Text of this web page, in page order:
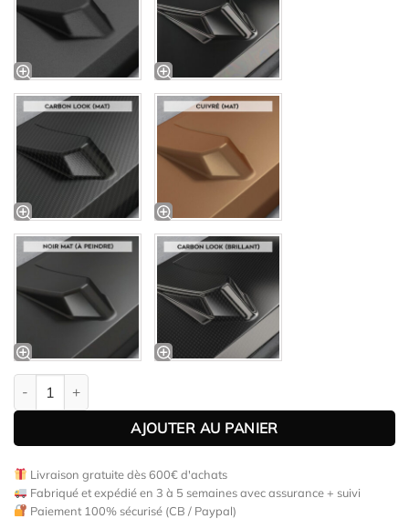
quantité de Diffuseur / Ajout de parechoc arrière pour BMW Z4
AJOUTER AU PANIER
Livraison gratuite dès 600€ d'achats
Fabriqué et expédié en 3 à 5 semaines avec assurance + suivi
Paiement 100% sécurisé (CB / Paypal)